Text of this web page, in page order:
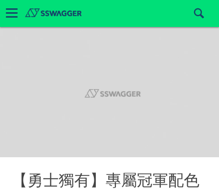
【勇士獨有】專屬冠軍配色